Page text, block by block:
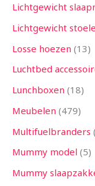
Lichtgewicht
Lichtgewicht
Losse hoezen 13
Luchtbed
Lunchboxen 18
Meubelen 479
Multifuelbranders
Mummy model 5
Mummy